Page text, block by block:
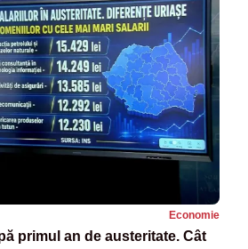
Economie
primul an de austeritate. Cât